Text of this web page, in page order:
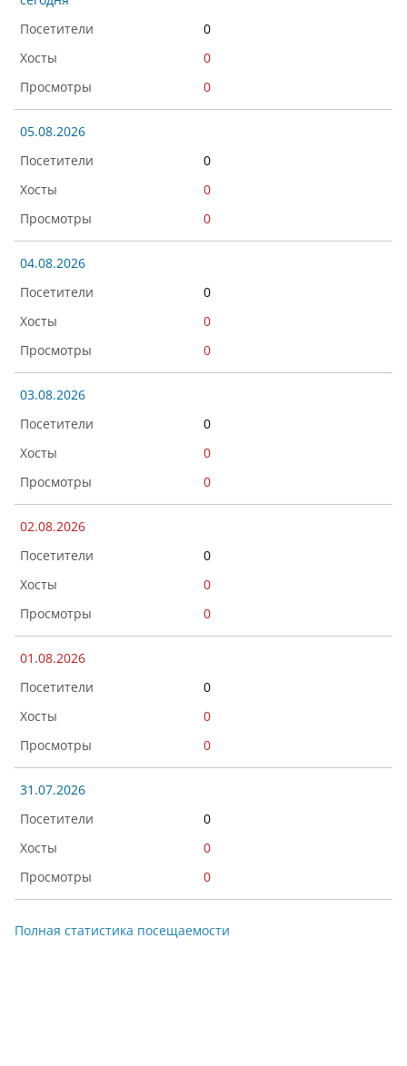
0
0
0
05.08.2026
0
0
0
04.08.2026
0
0
0
03.08.2026
0
0
0
02.08.2026
0
0
0
01.08.2026
0
0
0
31.07.2026
0
0
0
Полная статистика посещаемости